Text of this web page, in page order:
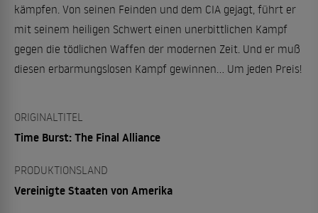
kämpfen. Von seinen Feinden und dem CIA gejagt, führt er
mit seinem heiligen Schwert einen unerbittlichen Kampf
gegen die tödlichen Waffen der modernen Zeit. Und er muß
diesen erbarmungslosen Kampf gewinnen... Um jeden Preis!
ORIGINALTITEL
Time Burst: The Final Alliance
PRODUKTIONSLAND
Vereinigte Staaten von Amerika